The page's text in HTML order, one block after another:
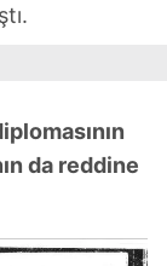
da reddine